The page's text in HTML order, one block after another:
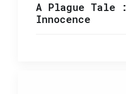
A Plague Tale :
Innocence